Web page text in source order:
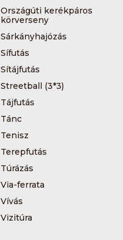
Országúti kerékpáros
körverseny
Sárkányhajózás
Sífutás
Sítájfutás
Streetball (3*3)
Tájfutás
Tánc
Tenisz
Terepfutás
Túrázás
Via-ferrata
Vívás
Vizitúra